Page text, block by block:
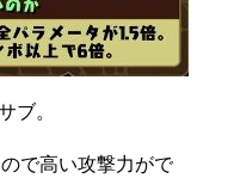
ブ。
で高い攻撃力がで